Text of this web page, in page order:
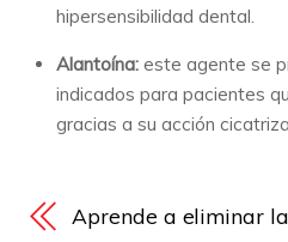
hipersensibilidad dental.
Alantoína:este agente se
indicados para pacientes
gracias a su acción
Aprende a eliminar